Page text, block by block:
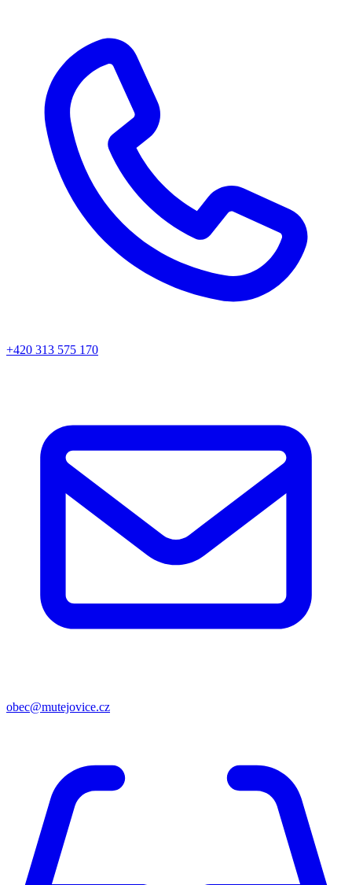
+420 313 575 170
obec@mutejovice.cz